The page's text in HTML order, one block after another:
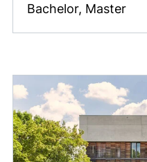
Bachelor, Master